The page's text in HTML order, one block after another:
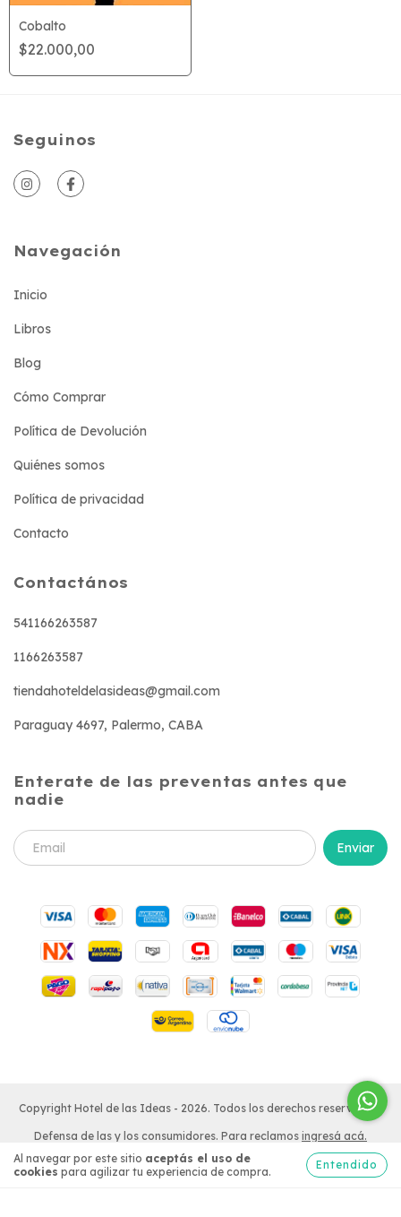
Al navegar por este sitio aceptás el uso de
cookies para agilizar tu experiencia de compra.
Entendido
Cobalto
$22.000,00
Seguinos
Navegación
Inicio
Libros
Blog
Cómo Comprar
Política de Devolución
Quiénes somos
Política de privacidad
Contacto
Contactános
541166263587
1166263587
tiendahoteldelasideas@gmail.com
Paraguay 4697, Palermo, CABA
Enterate de las preventas antes que
nadie
Copyright Hotel de las Ideas - 2026. Todos los derechos reservados.
Defensa de las y los consumidores. Para reclamos ingresá acá.
Botón de arrepentimiento